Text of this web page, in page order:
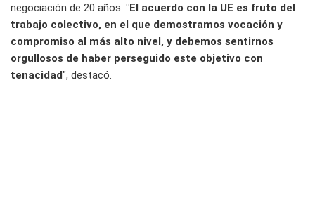
negociación de 20 años. "El acuerdo con la UE es fruto del
trabajo colectivo, en el que demostramos vocación y
compromiso al más alto nivel, y debemos sentirnos
orgullosos de haber perseguido este objetivo con
tenacidad", destacó.